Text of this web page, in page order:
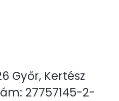
Győr, Kertész
27757145-2-